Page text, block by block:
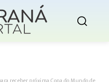
receber próxima Copa do Mundo de